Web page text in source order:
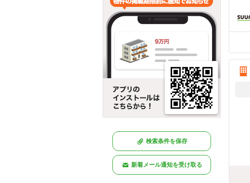
検索条件を保存
新着メール通知を受け取る